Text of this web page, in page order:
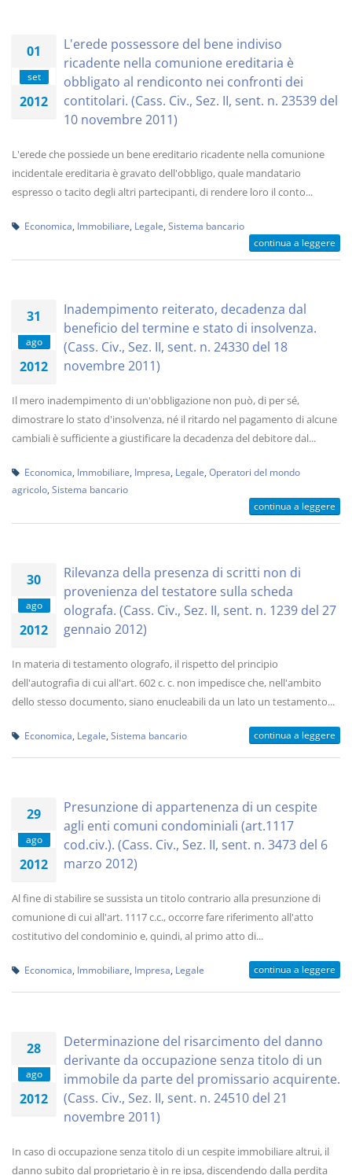
01
set
2012
L'erede possessore del bene indiviso
ricadente nella comunione ereditaria è
obbligato al rendiconto nei confronti dei
contitolari. (Cass. Civ., Sez. II, sent. n. 23539 del
10 novembre 2011)
L'erede che possiede un bene ereditario ricadente nella comunione
incidentale ereditaria è gravato dell'obbligo, quale mandatario
espresso o tacito degli altri partecipanti, di rendere loro il conto...
Economica Immobiliare Legale Sistema bancario
continua a leggere
31
ago
2012
Inadempimento reiterato, decadenza dal
beneficio del termine e stato di insolvenza.
(Cass. Civ., Sez. II, sent. n. 24330 del 18
novembre 2011)
Il mero inadempimento di un'obbligazione non può, di per sé,
dimostrare lo stato d'insolvenza, né il ritardo nel pagamento di alcune
cambiali è sufficiente a giustificare la decadenza del debitore dal...
Economica Immobiliare Impresa Legale Operatori del mondo
agricolo Sistema bancario
continua a leggere
30
ago
2012
Rilevanza della presenza di scritti non di
provenienza del testatore sulla scheda
olografa. (Cass. Civ., Sez. II, sent. n. 1239 del 27
gennaio 2012)
In materia di testamento olografo, il rispetto del principio
dell'autografia di cui all'art. 602 c. c. non impedisce che, nell'ambito
dello stesso documento, siano enucleabili da un lato un testamento...
Economica Legale Sistema bancario continua a leggere
29
ago
2012
Presunzione di appartenenza di un cespite
agli enti comuni condominiali (art.1117
cod.civ.). (Cass. Civ., Sez. II, sent. n. 3473 del 6
marzo 2012)
Al fine di stabilire se sussista un titolo contrario alla presunzione di
comunione di cui all'art. 1117 c.c., occorre fare riferimento all'atto
costitutivo del condominio e, quindi, al primo atto di...
Economica Immobiliare Impresa Legale continua a leggere
28
ago
2012
Determinazione del risarcimento del danno
derivante da occupazione senza titolo di un
immobile da parte del promissario acquirente.
(Cass. Civ., Sez. II, sent. n. 24510 del 21
novembre 2011)
In caso di occupazione senza titolo di un cespite immobiliare altrui, il
danno subito dal proprietario è in re ipsa, discendendo dalla perdita